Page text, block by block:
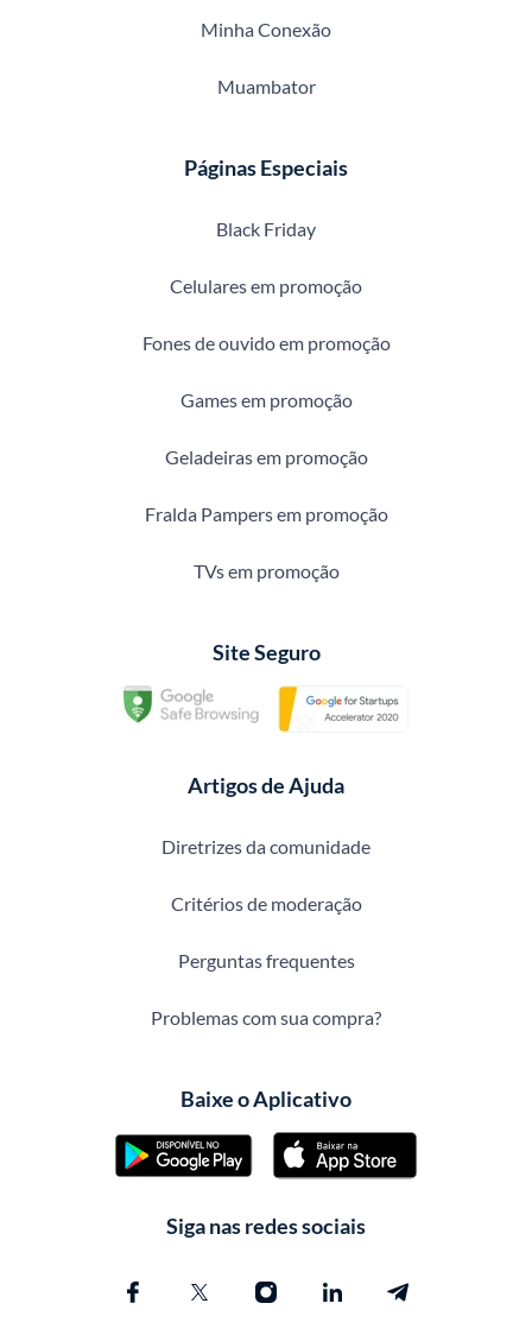
Minha Conexão
Muambator
Páginas Especiais
Black Friday
Celulares em promoção
Fones de ouvido em promoção
Games em promoção
Geladeiras em promoção
Fralda Pampers em promoção
TVs em promoção
Site Seguro
Artigos de Ajuda
Diretrizes da comunidade
Critérios de moderação
Perguntas frequentes
Problemas com sua compra?
Baixe o Aplicativo
Siga nas redes sociais